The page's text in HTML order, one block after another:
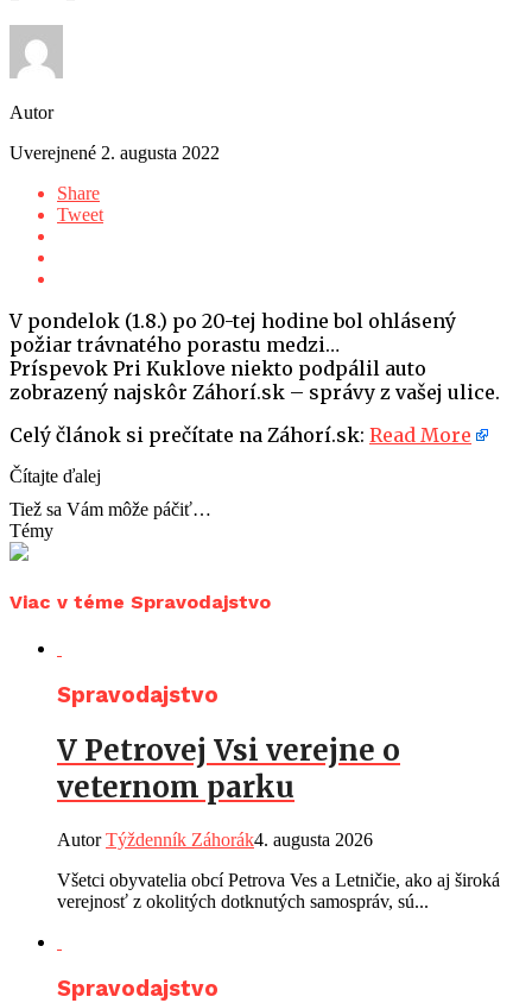
Autor
Uverejnené 2. augusta 2022
Share
Tweet
V pondelok (1.8.) po 20-tej hodine bol ohlásený
požiar trávnatého porastu medzi…
Príspevok Pri Kuklove niekto podpálil auto
zobrazený najskôr Záhorí.sk – správy z vašej ulice.
Celý článok si prečítate na Záhorí.sk: Read More
Čítajte ďalej
Tiež sa Vám môže páčiť…
Témy
Viac v téme Spravodajstvo
Spravodajstvo
V Petrovej Vsi verejne o
veternom parku
AutorTýždenník Záhorák4. augusta 2026
Všetci obyvatelia obcí Petrova Ves a Letničie, ako aj široká
verejnosť z okolitých dotknutých samospráv, sú...
Spravodajstvo